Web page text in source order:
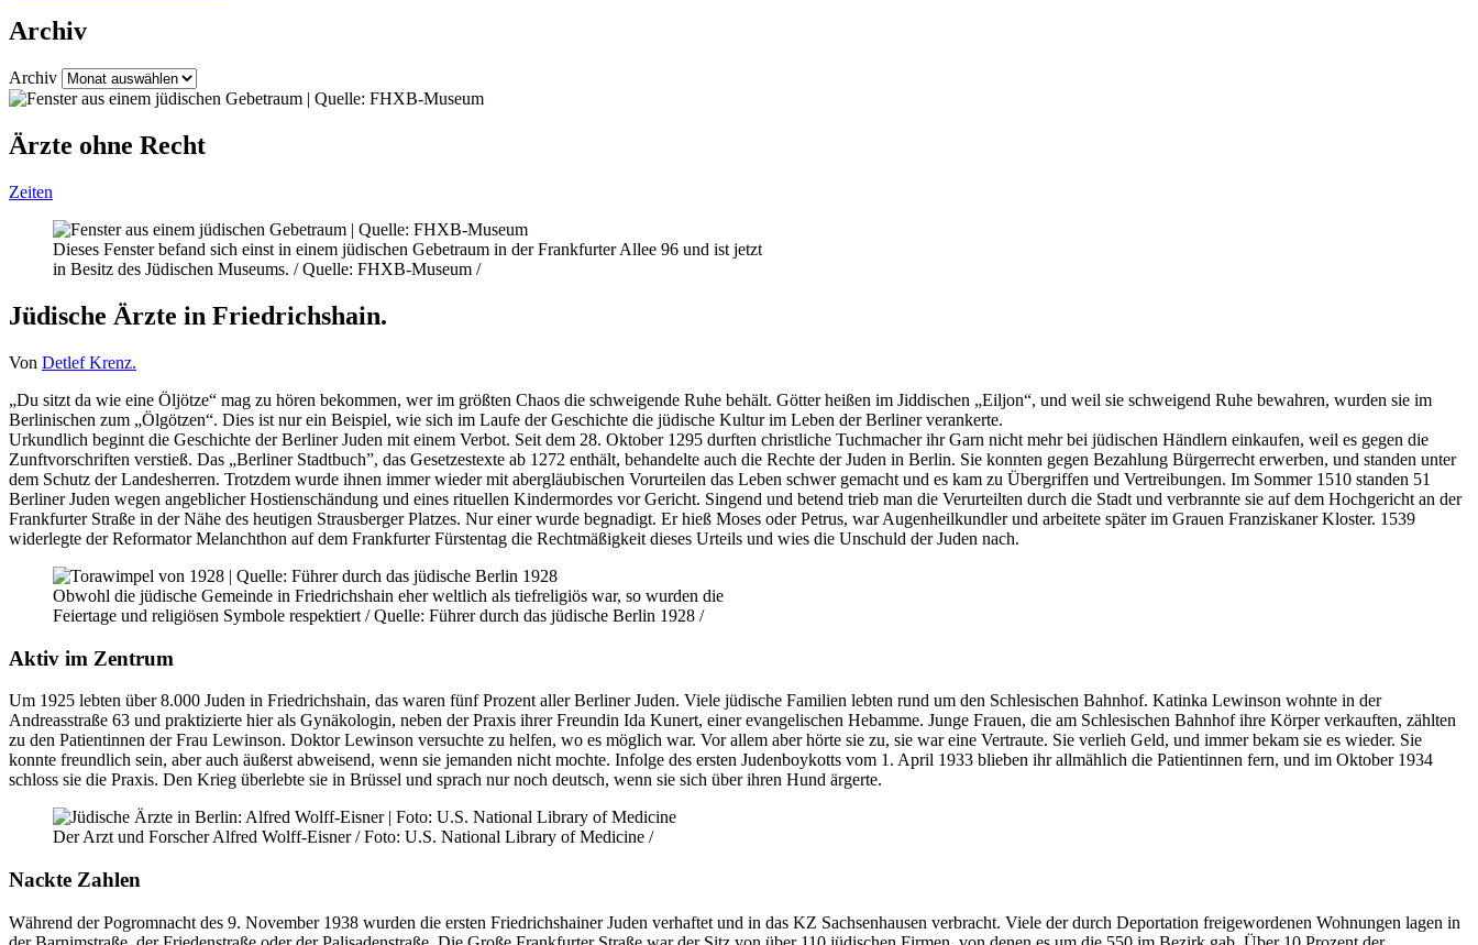
Archiv
Archiv
Ärzte ohne Recht
Zeiten
Dieses Fenster befand sich einst in einem jüdischen Gebetraum in der Frankfurter Allee 96 und ist jetzt
in Besitz des Jüdischen Museums. / Quelle: FHXB-Museum /
Jüdische Ärzte in Friedrichshain.
Von Detlef Krenz.
„Du sitzt da wie eine Öljötze“ mag zu hören bekommen, wer im größten Chaos die schweigende Ruhe behält. Götter heißen im Jiddischen „Eiljon“, und weil sie schweigend Ruhe bewahren, wurden sie im
Berlinischen zum „Ölgötzen“. Dies ist nur ein Beispiel, wie sich im Laufe der Geschichte die jüdische Kultur im Leben der Berliner verankerte.
Urkundlich beginnt die Geschichte der Berliner Juden mit einem Verbot. Seit dem 28. Oktober 1295 durften christliche Tuchmacher ihr Garn nicht mehr bei jüdischen Händlern einkaufen, weil es gegen die
Zunftvorschriften verstieß. Das „Berliner Stadtbuch”, das Gesetzestexte ab 1272 enthält, behandelte auch die Rechte der Juden in Berlin. Sie konnten gegen Bezahlung Bürgerrecht erwerben, und standen unter
dem Schutz der Landesherren. Trotzdem wurde ihnen immer wieder mit abergläubischen Vorurteilen das Leben schwer gemacht und es kam zu Übergriffen und Vertreibungen. Im Sommer 1510 standen 51
Berliner Juden wegen angeblicher Hostienschändung und eines rituellen Kindermordes vor Gericht. Singend und betend trieb man die Verurteilten durch die Stadt und verbrannte sie auf dem Hochgericht an der
Frankfurter Straße in der Nähe des heutigen Strausberger Platzes. Nur einer wurde begnadigt. Er hieß Moses oder Petrus, war Augenheilkundler und arbeitete später im Grauen Franziskaner Kloster. 1539
widerlegte der Reformator Melanchthon auf dem Frankfurter Fürstentag die Rechtmäßigkeit dieses Urteils und wies die Unschuld der Juden nach.
Obwohl die jüdische Gemeinde in Friedrichshain eher weltlich als tiefreligiös war, so wurden die
Feiertage und religiösen Symbole respektiert / Quelle: Führer durch das jüdische Berlin 1928 /
Aktiv im Zentrum
Um 1925 lebten über 8.000 Juden in Friedrichshain, das waren fünf Prozent aller Berliner Juden. Viele jüdische Familien lebten rund um den Schlesischen Bahnhof. Katinka Lewinson wohnte in der
Andreasstraße 63 und praktizierte hier als Gynäkologin, neben der Praxis ihrer Freundin Ida Kunert, einer evangelischen Hebamme. Junge Frauen, die am Schlesischen Bahnhof ihre Körper verkauften, zählten
zu den Patientinnen der Frau Lewinson. Doktor Lewinson versuchte zu helfen, wo es möglich war. Vor allem aber hörte sie zu, sie war eine Vertraute. Sie verlieh Geld, und immer bekam sie es wieder. Sie
konnte freundlich sein, aber auch äußerst abweisend, wenn sie jemanden nicht mochte. Infolge des ersten Judenboykotts vom 1. April 1933 blieben ihr allmählich die Patientinnen fern, und im Oktober 1934
schloss sie die Praxis. Den Krieg überlebte sie in Brüssel und sprach nur noch deutsch, wenn sie sich über ihren Hund ärgerte.
Der Arzt und Forscher Alfred Wolff-Eisner / Foto: U.S. National Library of Medicine /
Nackte Zahlen
Während der Pogromnacht des 9. November 1938 wurden die ersten Friedrichshainer Juden verhaftet und in das KZ Sachsenhausen verbracht. Viele der durch Deportation freigewordenen Wohnungen lagen in